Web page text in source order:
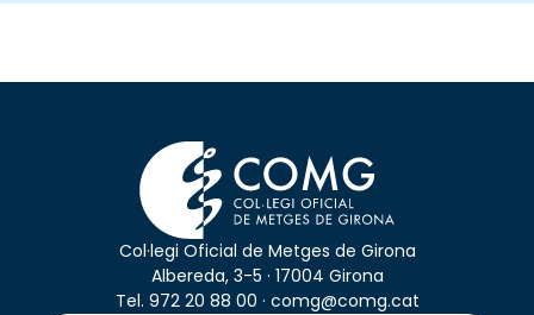
Col·legi Oficial de Metges de Girona
Albereda, 3-5 · 17004 Girona
Tel. 972 20 88 00 · comg@comg.cat